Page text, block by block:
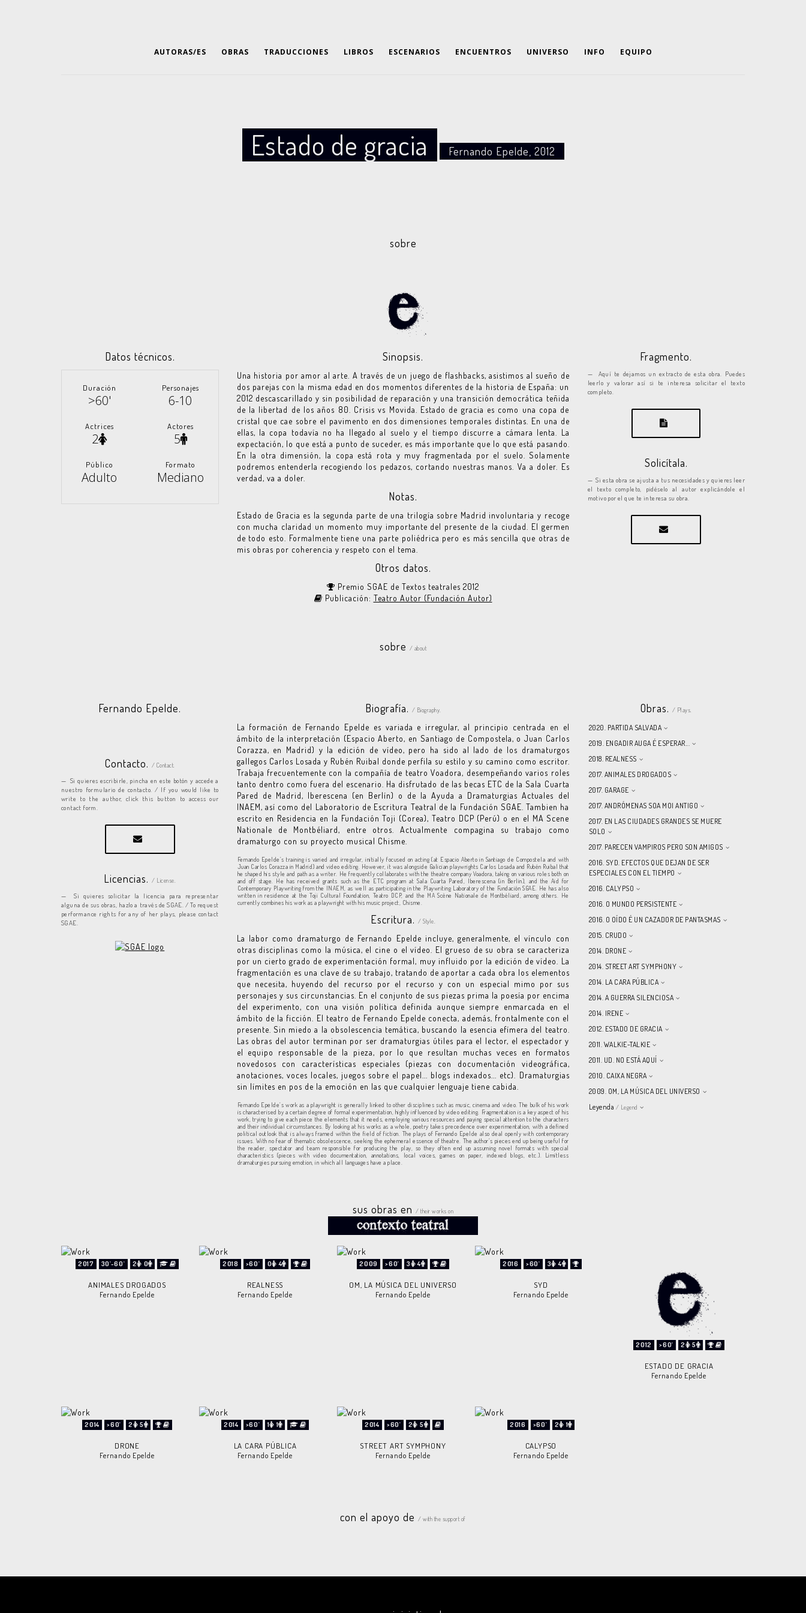
AUTORAS/ES OBRAS TRADUCCIONES LIBROS ESCENARIOS ENCUENTROS UNIVERSO INFO EQUIPO
Estado de gracia Fernando Epelde, 2012
sobre
Datos técnicos.
Duración
>60'
Personajes
6-10
Actrices
2
Actores
5
Público
Adulto
Formato
Mediano
Sinopsis.
Una historia por amor al arte. A través de un juego de flashbacks, asistimos al sueño de
dos parejas con la misma edad en dos momentos diferentes de la historia de España: un
2012 descascarillado y sin posibilidad de reparación y una transición democrática teñida
de la libertad de los años 80. Crisis vs Movida. Estado de gracia es como una copa de
cristal que cae sobre el pavimento en dos dimensiones temporales distintas. En una de
ellas, la copa todavía no ha llegado al suelo y el tiempo discurre a cámara lenta. La
expectación, lo que está a punto de suceder, es más importante que lo que está pasando.
En la otra dimensión, la copa está rota y muy fragmentada por el suelo. Solamente
podremos entenderla recogiendo los pedazos, cortando nuestras manos. Va a doler. Es
verdad, va a doler.
Notas.
Estado de Gracia es la segunda parte de una trilogía sobre Madrid involuntaria y recoge
con mucha claridad un momento muy importante del presente de la ciudad. El germen
de todo esto. Formalmente tiene una parte poliédrica pero es más sencilla que otras de
mis obras por coherencia y respeto con el tema.
Otros datos.
Premio SGAE de Textos teatrales 2012
Publicación: Teatro Autor (Fundación Autor)
Fragmento.
Aquí te dejamos un extracto de esta obra. Puedes
leerlo y valorar así si te interesa solicitar el texto
completo.
Solicítala.
Si esta obra se ajusta a tus necesidades y quieres leer
el texto completo, pidéselo al autor explicándole el
motivo por el que te interesa su obra.
sobre / about
Fernando Epelde.
Contacto. / Contact.
Si quieres escribirle, pincha en este botón y accede a
nuestro formulario de contacto. / If you would like to
write to the author, click this button to access our
contact form.
Licencias./ License.
Si quieres solicitar la licencia para representar
alguna de sus obras, hazlo a través de SGAE. / To request
performance rights for any of her plays, please contact
SGAE.
Biografía. / Biography.
La formación de Fernando Epelde es variada e irregular, al principio centrada en el
ámbito de la interpretación (Espacio Aberto, en Santiago de Compostela, o Juan Carlos
Corazza, en Madrid) y la edición de vídeo, pero ha sido al lado de los dramaturgos
gallegos Carlos Losada y Rubén Ruibal donde perfila su estilo y su camino como escritor.
Trabaja frecuentemente con la compañía de teatro Voadora, desempeñando varios roles
tanto dentro como fuera del escenario. Ha disfrutado de las becas ETC de la Sala Cuarta
Pared de Madrid, Iberescena (en Berlín) o de la Ayuda a Dramaturgias Actuales del
INAEM, así como del Laboratorio de Escritura Teatral de la Fundación SGAE. Tambien ha
escrito en Residencia en la Fundación Toji (Corea), Teatro DCP (Perú) o en el MA Scene
Nationale de Montbéliard, entre otros. Actualmente compagina su trabajo como
dramaturgo con su proyecto musical Chisme.
Fernando Epelde’s training is varied and irregular, initially focused on acting (at Espacio Aberto in Santiago de Compostela and with
Juan Carlos Corazza in Madrid) and video editing. However, it was alongside Galician playwrights Carlos Losada and Rubén Ruibal that
he shaped his style and path as a writer. He frequently collaborates with the theatre company Voadora, taking on various roles both on
and off stage. He has received grants such as the ETC program at Sala Cuarta Pared, Iberescena (in Berlin), and the Aid for
Contemporary Playwriting from the INAEM, as well as participating in the Playwriting Laboratory of the Fundación SGAE. He has also
written in residence at the Toji Cultural Foundation, Teatro DCP, and the MA Scène Nationale de Montbéliard, among others. He
currently combines his work as a playwright with his music project, Chisme.
Escritura. / Style.
La labor como dramaturgo de Fernando Epelde incluye, generalmente, el vínculo con
otras disciplinas como la música, el cine o el vídeo. El grueso de su obra se caracteriza
por un cierto grado de experimentación formal, muy influido por la edición de vídeo. La
fragmentación es una clave de su trabajo, tratando de aportar a cada obra los elementos
que necesita, huyendo del recurso por el recurso y con un especial mimo por sus
personajes y sus circunstancias. En el conjunto de sus piezas prima la poesía por encima
del experimento, con una visión política definida aunque siempre enmarcada en el
ámbito de la ficción. El teatro de Fernando Epelde conecta, además, frontalmente con el
presente. Sin miedo a la obsolescencia temática, buscando la esencia efímera del teatro.
Las obras del autor terminan por ser dramaturgias útiles para el lector, el espectador y
el equipo responsable de la pieza, por lo que resultan muchas veces en formatos
novedosos con características especiales (piezas con documentación videográfica,
anotaciones, voces locales, juegos sobre el papel... blogs indexados... etc). Dramaturgias
sin límites en pos de la emoción en las que cualquier lenguaje tiene cabida.
Fernando Epelde’s work as a playwright is generally linked to other disciplines such as music, cinema and video. The bulk of his work
is characterised by a certain degree of formal experimentation, highly influenced by video editing. Fragmentation is a key aspect of his
work, trying to give each piece the elements that it needs, employing various resources and paying special attention to the characters
and their individual circumstances. By looking at his works as a whole, poetry takes precedence over experimentation, with a defined
political outlook that is always framed within the field of fiction. The plays of Fernando Epelde also deal openly with contemporary
issues. With no fear of thematic obsolescence, seeking the ephemeral essence of theatre. The author’s pieces end up being useful for
the reader, spectator and team responsible for producing the play, so they often end up assuming novel formats with special
characteristics (pieces with video documentation, annotations, local voices, games on paper, indexed blogs, etc.). Limitless
dramaturgies pursuing emotion, in which all languages have a place.
Obras. / Plays.
2020. PARTIDA SALVADA
2019. ENGADIR AUGA É ESPERAR...
2018. REALNESS
2017. ANIMALES DROGADOS
2017. GARAGE
2017. ANDRÓMENAS SOA MOI ANTIGO
2017. EN LAS CIUDADES GRANDES SE MUERE
SOLO
2017. PARECEN VAMPIROS PERO SON AMIGOS
2016. SYD. EFECTOS QUE DEJAN DE SER
ESPECIALES CON EL TIEMPO
2016. CALYPSO
2016. O MUNDO PERSISTENTE
2016. O OÍDO É UN CAZADOR DE PANTASMAS
2015. CRUDO
2014. DRONE
2014. STREET ART SYMPHONY
2014. LA CARA PÚBLICA
2014. A GUERRA SILENCIOSA
2014. IRENE
2012. ESTADO DE GRACIA
2011. WALKIE-TALKIE
2011. UD. NO ESTÁ AQUÍ
2010. CAIXA NEGRA
2009. OM, LA MÚSICA DEL UNIVERSO
Leyenda / Legend
sus obras en / their works on
2017 30'-60' 2 0
ANIMALES DROGADOS
Fernando Epelde
2018 >60' 0 4
REALNESS
Fernando Epelde
2009 >60' 3 4
OM, LA MÚSICA DEL UNIVERSO
Fernando Epelde
2016 >60' 3 4
SYD
Fernando Epelde
2012 >60' 2 5
ESTADO DE GRACIA
Fernando Epelde
2014 >60' 2 5
DRONE
Fernando Epelde
2014 >60' 1 1
LA CARA PÚBLICA
Fernando Epelde
2014 >60' 2 5
STREET ART SYMPHONY
Fernando Epelde
2016 >60' 2 1
CALYPSO
Fernando Epelde
con el apoyo de/ with the support of